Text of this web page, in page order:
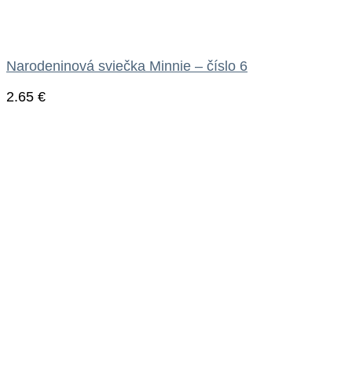
Narodeninová sviečka Minnie – číslo 6
2.65 €